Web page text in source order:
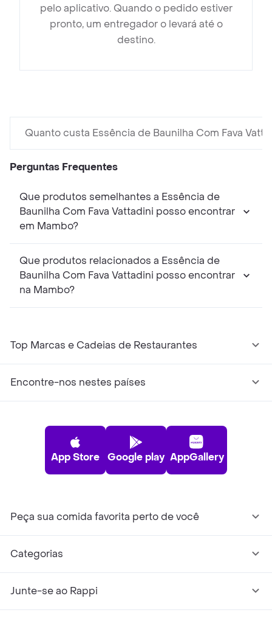
pelo aplicativo. Quando o pedido estiver
pronto, um entregador o levará até o
destino.
Quanto custa Essência de Baunilha Com Fava
Perguntas Frequentes
Que produtos semelhantes a Essência de
Baunilha Com Fava Vattadini posso encontrar
em Mambo?
Que produtos relacionados a Essência de
Baunilha Com Fava Vattadini posso encontrar
na Mambo?
Top Marcas e Cadeias de Restaurantes
Encontre-nos nestes países
App Store Google play AppGallery
Peça sua comida favorita perto de você
Categorias
Junte-se ao Rappi